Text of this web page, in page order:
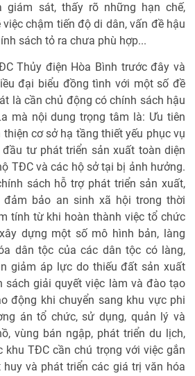
giám sát, thấy rõ những hạn chế,
chậm tiến độ di dân, vấn đề hậu
sách tỏ ra chưa phù hợp...
Thủy điện Hòa Bình trước đây và
đại biểu đồng tình với một số đề
là cần chủ động có chính sách hậu
mà nội dung trọng tâm là: Ưu tiên
cơ sở hạ tầng thiết yếu phục vụ
tư phát triển sản xuất toàn diện
TĐC và các hộ sở tại bị ảnh hưởng.
sách hỗ trợ phát triển sản xuất,
đảm bảo an sinh xã hội trong thời
tính từ khi hoàn thành việc tổ chức
dựng một số mô hình bản, làng
dân tộc của các dân tộc có làng,
giảm áp lực do thiếu đất sản xuất
sách giải quyết việc làm và đào tạo
động khi chuyển sang khu vực phi
án tổ chức, sử dụng, quản lý và
vùng bán ngập, phát triển du lịch,
khu TĐC cần chú trọng với việc gắn
và phát triển các giá trị văn hóa